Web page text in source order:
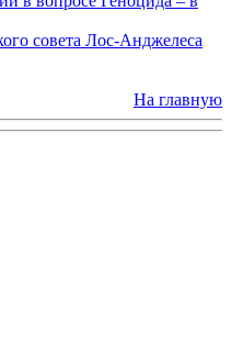
совета Лос-Анджелеса
На главную